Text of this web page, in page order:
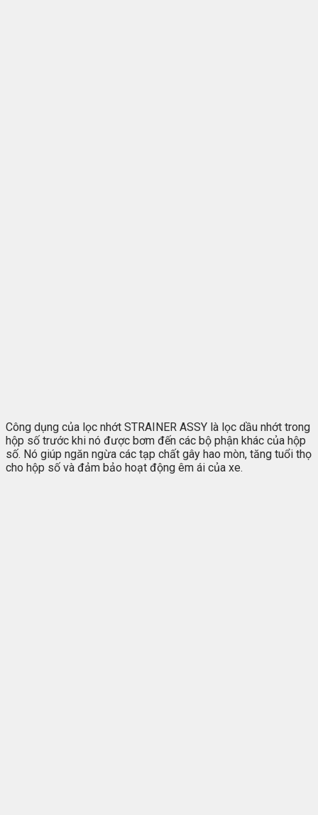
Công dụng của lọc nhớt STRAINER ASSY là lọc dầu nhớt trong
hộp số trước khi nó được bơm đến các bộ phận khác của hộp
số. Nó giúp ngăn ngừa các tạp chất gây hao mòn, tăng tuổi thọ
cho hộp số và đảm bảo hoạt động êm ái của xe.